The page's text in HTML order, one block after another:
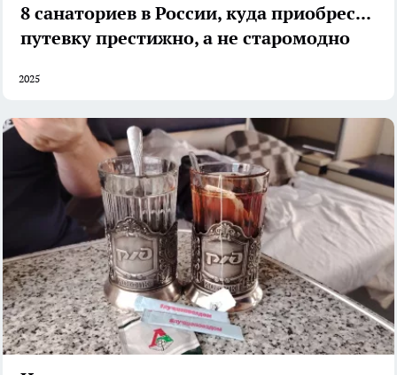
8 санаториев в России, куда приобрести
путевку престижно, а не старомодно
2025